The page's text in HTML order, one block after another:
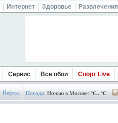
Интернет Здоровье Развлечения
Сервис Все обои Спорт Live
Нефть: Погода: Ночью в Москве: °C.. °C